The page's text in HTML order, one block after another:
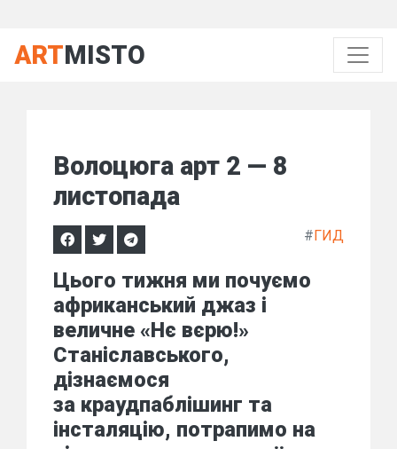
ARTMISTO
Волоцюга арт 2 — 8
листопада
#ГИД
Цього тижня ми почуємо
африканський джаз і
величне «Нє вєрю!»
Станіславського,
дізнаємося
за краудпаблішинг та
інсталяцію, потрапимо на